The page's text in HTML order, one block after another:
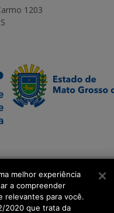
1203
melhor experiência
a compreender
relevantes para você.
2020 que trata da